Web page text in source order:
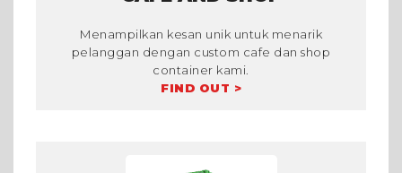
Menampilkan kesan unik untuk menarik
pelanggan dengan custom cafe dan shop
container kami.
FIND OUT >